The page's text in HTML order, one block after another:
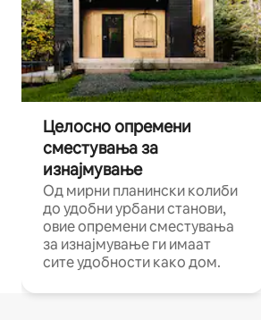
Целосно опремени
сместувања за
изнајмување
Од мирни планински колиби
до удобни урбани станови,
овие опремени сместувања
за изнајмување ги имаат
сите удобности како дом.